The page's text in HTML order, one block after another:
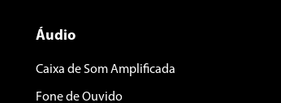
Áudio
Caixa de Som Amplificada
Fone de Ouvido